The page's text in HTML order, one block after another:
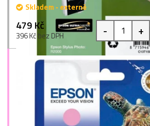
Skladem - externě
479 Kč
396 Kč bez DPH - +